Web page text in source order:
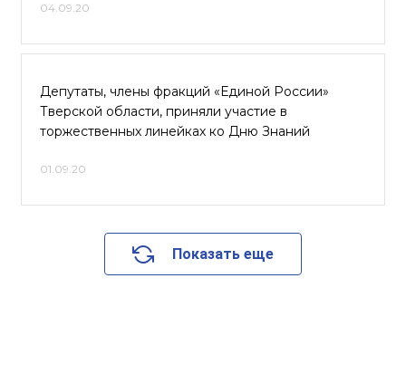
04.09.20
Депутаты, члены фракций «Единой России»
Тверской области, приняли участие в
торжественных линейках ко Дню Знаний
01.09.20
Показать еще